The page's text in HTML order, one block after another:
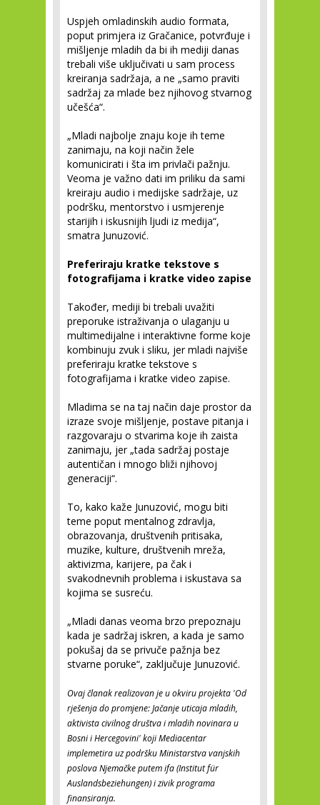
Uspjeh omladinskih audio formata,
poput primjera iz Gračanice, potvrđuje i
mišljenje mladih da bi ih mediji danas
trebali više uključivati u sam process
kreiranja sadržaja, a ne „samo praviti
sadržaj za mlade bez njihovog stvarnog
učešća“.
„Mladi najbolje znaju koje ih teme
zanimaju, na koji način žele
komunicirati i šta im privlači pažnju.
Veoma je važno dati im priliku da sami
kreiraju audio i medijske sadržaje, uz
podršku, mentorstvo i usmjerenje
starijih i iskusnijih ljudi iz medija“,
smatra Junuzović.
Preferiraju kratke tekstove s
fotografijama i kratke video zapise
Također, mediji bi trebali uvažiti
preporuke istraživanja o ulaganju u
multimedijalne i interaktivne forme koje
kombinuju zvuk i sliku, jer mladi najviše
preferiraju kratke tekstove s
fotografijama i kratke video zapise.
Mladima se na taj način daje prostor da
izraze svoje mišljenje, postave pitanja i
razgovaraju o stvarima koje ih zaista
zanimaju, jer „tada sadržaj postaje
autentičan i mnogo bliži njihovoj
generaciji“.
To, kako kaže Junuzović, mogu biti
teme poput mentalnog zdravlja,
obrazovanja, društvenih pritisaka,
muzike, kulture, društvenih mreža,
aktivizma, karijere, pa čak i
svakodnevnih problema i iskustava sa
kojima se susreću.
„Mladi danas veoma brzo prepoznaju
kada je sadržaj iskren, a kada je samo
pokušaj da se privuče pažnja bez
stvarne poruke“, zaključuje Junuzović.
Ovaj članak realizovan je u okviru projekta 'Od
rješenja do promjene: Jačanje uticaja mladih,
aktivista civilnog društva i mladih novinara u
Bosni i Hercegovini' koji Mediacentar
implemetira uz podršku Ministarstva vanjskih
poslova Njemačke putem ifa (Institut für
Auslandsbeziehungen) i zivik programa
finansiranja.